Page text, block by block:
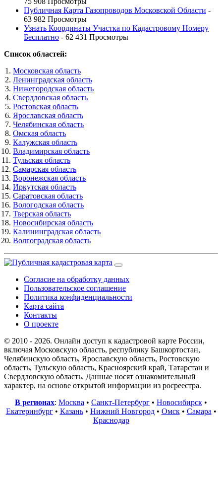
Публичная Карта Газопроводов Московской Области -
63 982 Просмотры
Узнать Координаты Участка по Кадастровому Номеру
Бесплатно - 62 431 Просмотры
Список областей:
Московская область
Ленинградская область
Нижегородская область
Свердловская область
Ростовская область
Ярославская область
Челябинская область
Омская область
Калужская область
Владимирская область
Тульская область
Самарская область
Воронежская область
Иркутская область
Саратовская область
Вологодская область
Тверская область
Новосибирская область
Калининградская область
Волгоградская область
Согласие на обработку данных
Пользовательское соглашение
Политика конфиденциальности
Карта сайта
Контакты
О проекте
© 2010 - 2026. Онлайн доступ к кадастровой карте России,
включая Московскую область, республику Башкортостан,
Челябинскую область, Ярославскую область, Ростовскую
область, Тульскую область, Красноярский край, Татарстан и
Свердловскую область. Данные носят ознакомительный
характер, на основе открытой информации из росреестра.
В регионах: Москва • Санкт-Петербург • Новосибирск •
Екатеринбург• Казань• Нижний Новгород• Омск• Самара •
Краснодар